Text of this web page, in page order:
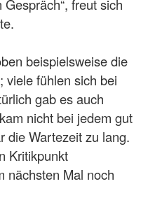
freut sich
beispielsweise die
viele fühlen sich bei
gab es auch
nicht bei jedem gut
die Wartezeit zu lang.
Kritikpunkt
nächsten Mal noch